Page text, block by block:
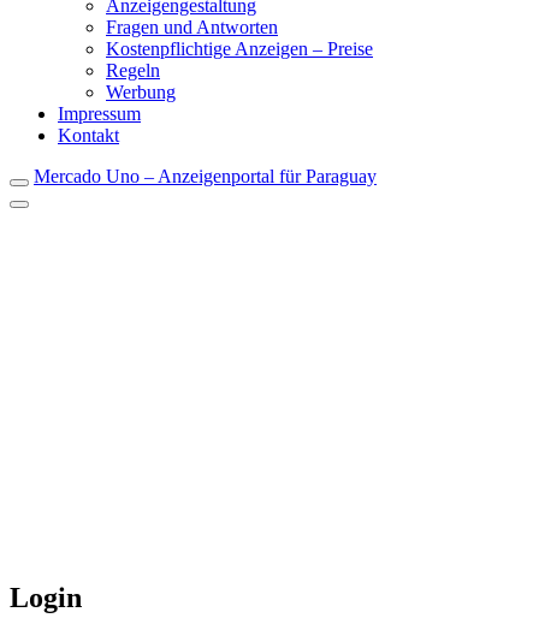
Anzeigengestaltung
Fragen und Antworten
Kostenpflichtige Anzeigen – Preise
Regeln
Werbung
Impressum
Kontakt
Mercado Uno – Anzeigenportal für Paraguay
Login